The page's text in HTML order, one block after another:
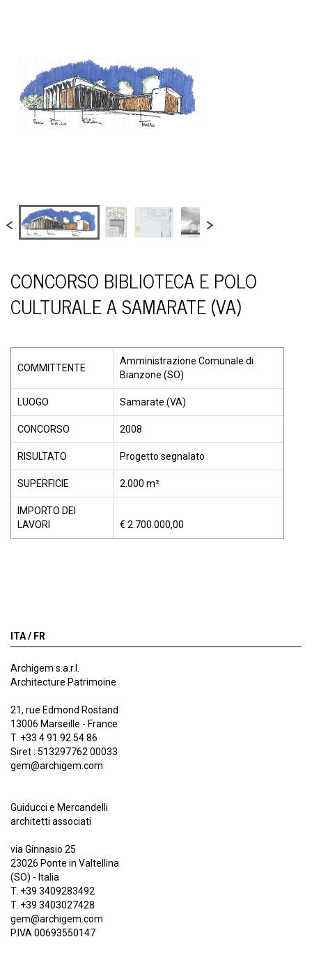
CONCORSO BIBLIOTECA E POLO
CULTURALE A SAMARATE (VA)
COMMITTENTE
Amministrazione Comunale di
Bianzone (SO)
LUOGO Samarate (VA)
CONCORSO 2008
RISULTATO Progetto segnalato
SUPERFICIE 2.000 m²
IMPORTO DEI
LAVORI
€ 2.700.000,00
ITA / FR
Archigem s.a.r.l.
Architecture Patrimoine
21, rue Edmond Rostand
13006 Marseille - France
T. +33 4 91 92 54 86
Siret : 513297762 00033
gem@archigem.com
Guiducci e Mercandelli
architetti associati
via Ginnasio 25
23026 Ponte in Valtellina
(SO) - Italia
T. +39 3409283492
T. +39 3403027428
gem@archigem.com
P.IVA 00693550147